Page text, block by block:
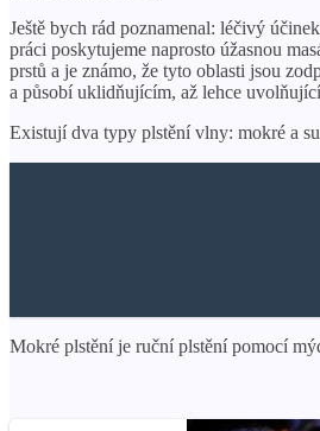
Ještě bych rád poznamenal: léčivý
práci poskytujeme naprosto úžasnou
prstů a je známo, že tyto oblasti jsou
a působí uklidňujícím, až lehce
Existují dva typy plstění vlny: mokré a
Mokré plstění je ruční plstění pomocí